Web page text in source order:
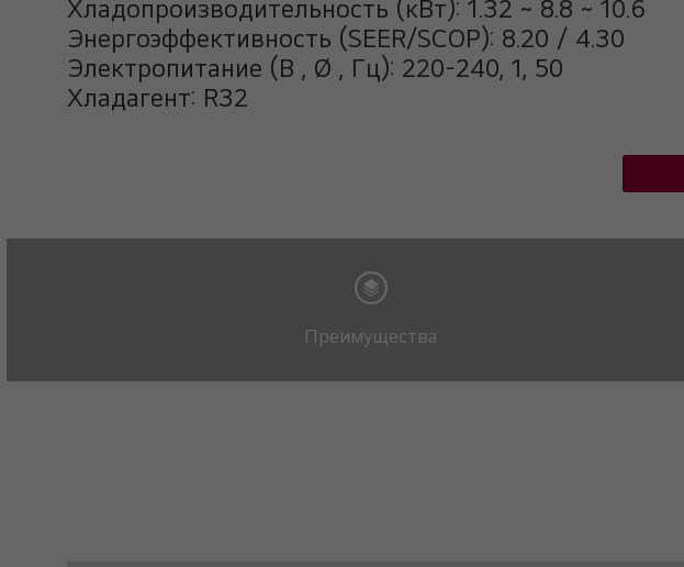
Хладопроизводительность (кВт): 1.32 ~ 8.8 ~ 10.6
Энергоэффективность (SEER/SCOP): 8.20 / 4.30
Электропитание (В , Ø , Гц): 220-240, 1, 50
Хладагент: R32
Преимущества